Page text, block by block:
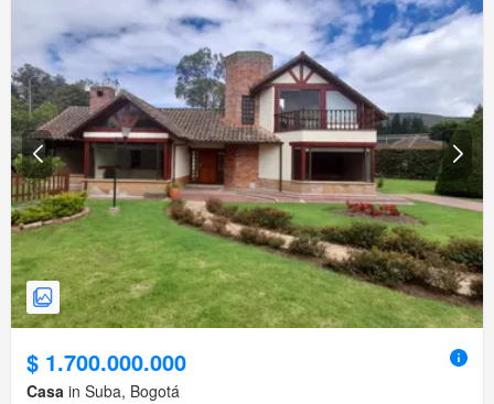
$ 1.700.000.000
Casa in Suba, Bogotá